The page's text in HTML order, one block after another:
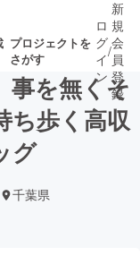
プロジェクトを
さがす
近いプ
ロ
グ
イ
ン
/
新
規
会
員
登
録
事を無くそ
ち歩く高収
グ
千葉県